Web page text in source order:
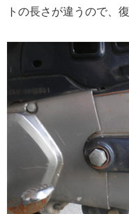
トの長さが違うので、